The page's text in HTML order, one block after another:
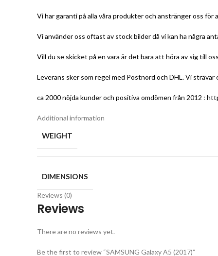
Vi har garanti på alla våra produkter och anstränger oss
Vi använder oss oftast av stock bilder då vi kan ha några
Vill du se skicket på en vara är det bara att höra av sig till
Leverans sker som regel med Postnord och DHL. Vi
ca 2000 nöjda kunder och positiva omdömen från 2012 :
Additional information
WEIGHT
DIMENSIONS
Reviews (0)
Reviews
There are no reviews yet.
Be the first to review “SAMSUNG Galaxy A5 (2017)”